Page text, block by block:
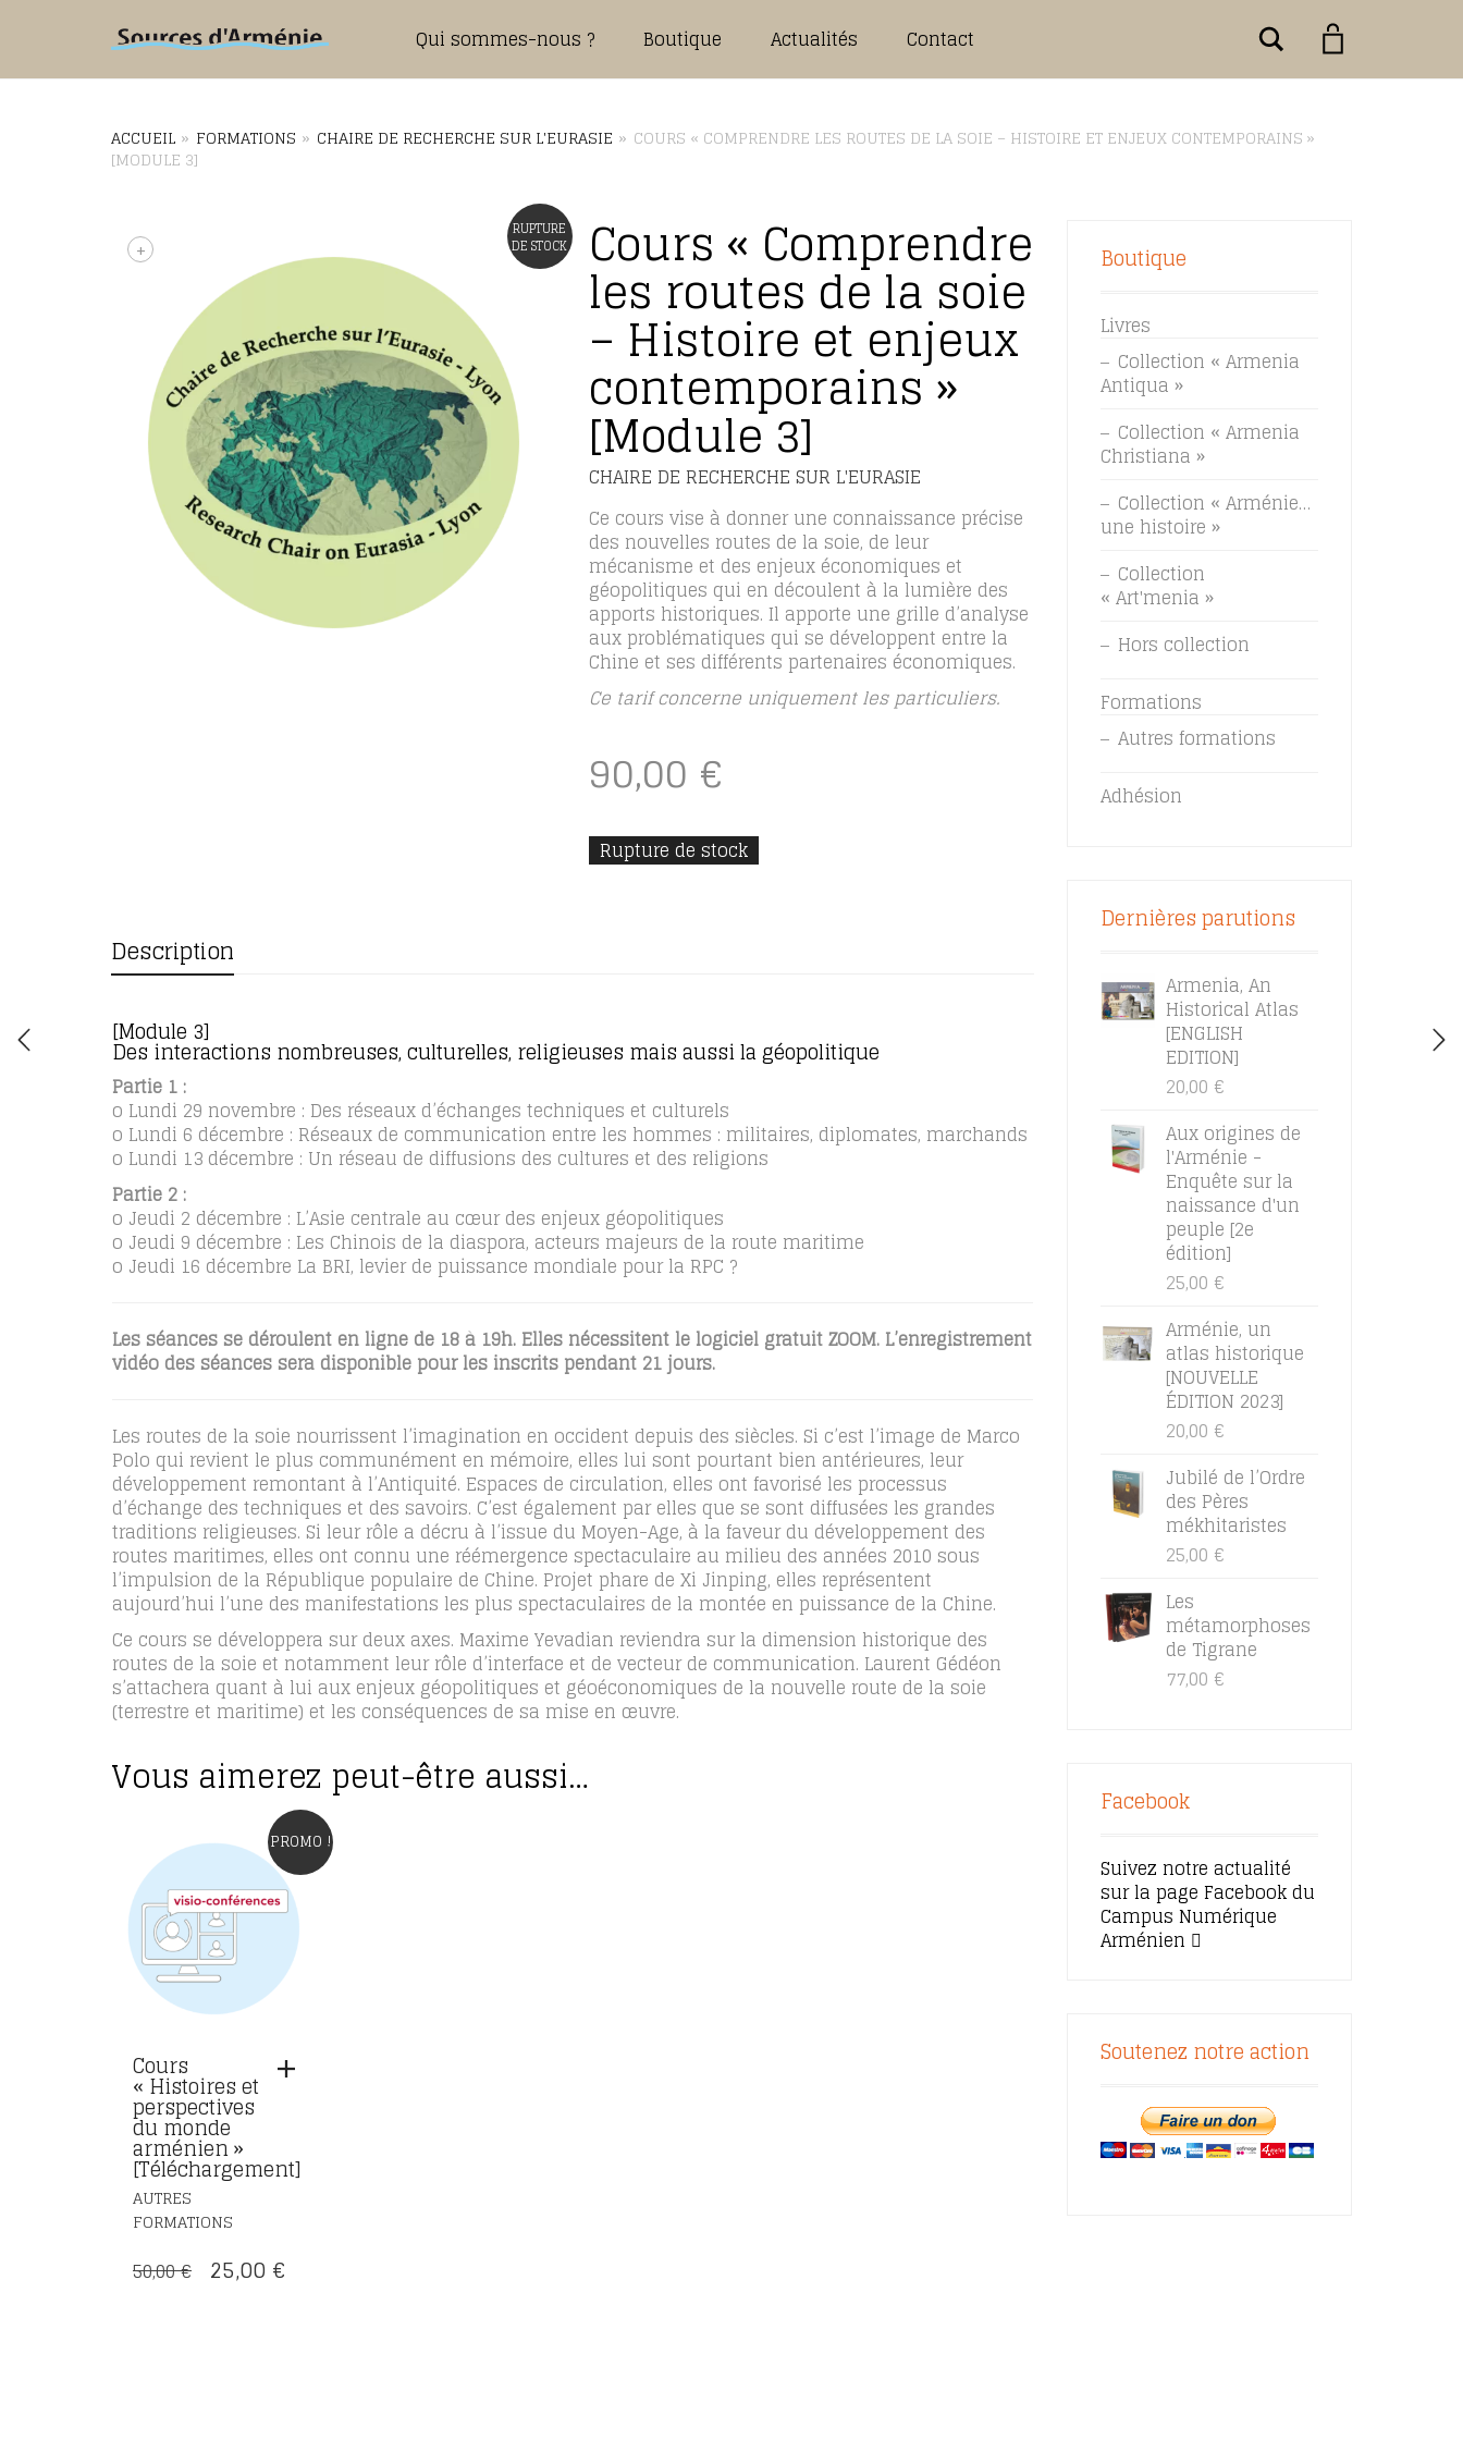
Qui sommes-nous ? Boutique Actualités Contact Rechercher
ACCUEIL » FORMATIONS » CHAIRE DE RECHERCHE SUR L'EURASIE » COURS « COMPRENDRE LES ROUTES DE LA SOIE – HISTOIRE ET ENJEUX CONTEMPORAINS »
[MODULE 3]
RUPTURE
DE STOCK
+ Cours « Comprendre
les routes de la soie
– Histoire et enjeux
contemporains »
[Module 3]
CHAIRE DE RECHERCHE SUR L'EURASIE
Ce cours vise à donner une connaissance précise
des nouvelles routes de la soie, de leur
mécanisme et des enjeux économiques et
géopolitiques qui en découlent à la lumière des
apports historiques. Il apporte une grille d’analyse
aux problématiques qui se développent entre la
Chine et ses différents partenaires économiques.
Ce tarif concerne uniquement les particuliers.
90,00 €
Rupture de stock
Description
[Module 3]
Des interactions nombreuses, culturelles, religieuses mais aussi la géopolitique
Partie 1 :
o Lundi 29 novembre : Des réseaux d’échanges techniques et culturels
o Lundi 6 décembre : Réseaux de communication entre les hommes : militaires, diplomates, marchands
o Lundi 13 décembre : Un réseau de diffusions des cultures et des religions
Partie 2 :
o Jeudi 2 décembre : L’Asie centrale au cœur des enjeux géopolitiques
o Jeudi 9 décembre : Les Chinois de la diaspora, acteurs majeurs de la route maritime
o Jeudi 16 décembre La BRI, levier de puissance mondiale pour la RPC ?
Les séances se déroulent en ligne de 18 à 19h. Elles nécessitent le logiciel gratuit ZOOM. L’enregistrement
vidéo des séances sera disponible pour les inscrits pendant 21 jours.
Les routes de la soie nourrissent l’imagination en occident depuis des siècles. Si c’est l’image de Marco
Polo qui revient le plus communément en mémoire, elles lui sont pourtant bien antérieures, leur
développement remontant à l’Antiquité. Espaces de circulation, elles ont favorisé les processus
d’échange des techniques et des savoirs. C’est également par elles que se sont diffusées les grandes
traditions religieuses. Si leur rôle a décru à l’issue du Moyen-Age, à la faveur du développement des
routes maritimes, elles ont connu une réémergence spectaculaire au milieu des années 2010 sous
l’impulsion de la République populaire de Chine. Projet phare de Xi Jinping, elles représentent
aujourd’hui l’une des manifestations les plus spectaculaires de la montée en puissance de la Chine.
Ce cours se développera sur deux axes. Maxime Yevadian reviendra sur la dimension historique des
routes de la soie et notamment leur rôle d’interface et de vecteur de communication. Laurent Gédéon
s’attachera quant à lui aux enjeux géopolitiques et géoéconomiques de la nouvelle route de la soie
(terrestre et maritime) et les conséquences de sa mise en œuvre.
Vous aimerez peut-être aussi…
PROMO !
Cours
« Histoires et
perspectives
du monde
arménien »
[Téléchargement]
AUTRES
FORMATIONS
50,00€ LE
25,00 €
Boutique
Livres
Collection « Armenia
Antiqua »
Collection « Armenia
Christiana »
Collection « Arménie…
une histoire »
Collection
« Art'menia »
Hors collection
Formations
Autres formations
Adhésion
Dernières parutions
Armenia, An
Historical Atlas
[ENGLISH
EDITION]
20,00 €
Aux origines de
l'Arménie -
Enquête sur la
naissance d'un
peuple [2e
édition]
25,00 €
Arménie, un
atlas historique
[NOUVELLE
ÉDITION 2023]
20,00 €
Jubilé de l’Ordre
des Pères
mékhitaristes
25,00 €
Les
métamorphoses
de Tigrane
77,00 €
Facebook
Suivez notre actualité
sur la page Facebook du
Campus Numérique
Arménien
Soutenez notre action